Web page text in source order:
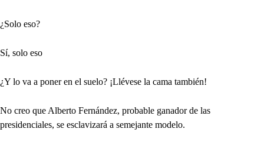
¿Solo eso?
Sí, solo eso
¿Y lo va a poner en el suelo? ¡Llévese la cama también!
No creo que Alberto Fernández, probable ganador de las
presidenciales, se esclavizará a semejante modelo.